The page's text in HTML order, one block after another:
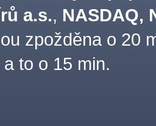
a.s., NASDAQ,
zpožděna o 20
to o 15 min.